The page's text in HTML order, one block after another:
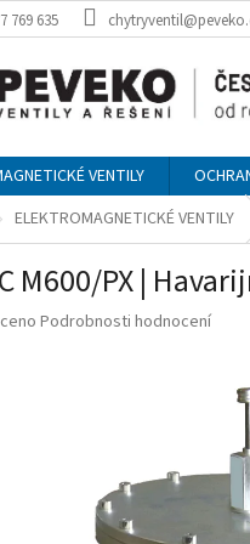
769 635
VENTILY
ELEKTROMAGNETICKÉ VENTILY
M600/PX |
Podrobnosti hodnocení